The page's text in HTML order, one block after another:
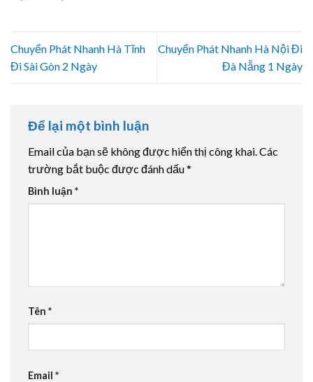
Chuyển Phát Nhanh Hà Tĩnh
Đi Sài Gòn 2 Ngày
Chuyển Phát Nhanh Hà Nội Đi
Đà Nẵng 1 Ngày
Để lại một bình luận
Email của bạn sẽ không được hiển thị công khai.Các
trường bắt buộc được đánh dấu*
Bình luận *
Tên *
Email *